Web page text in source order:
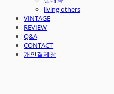
living others
VINTAGE
REVIEW
Q&A
CONTACT
개인결제창